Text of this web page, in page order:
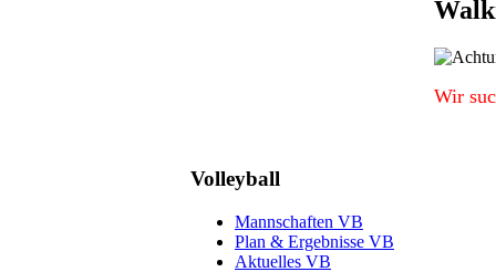
Wir
Volleyball
Mannschaften VB
Plan & Ergebnisse VB
Aktuelles VB